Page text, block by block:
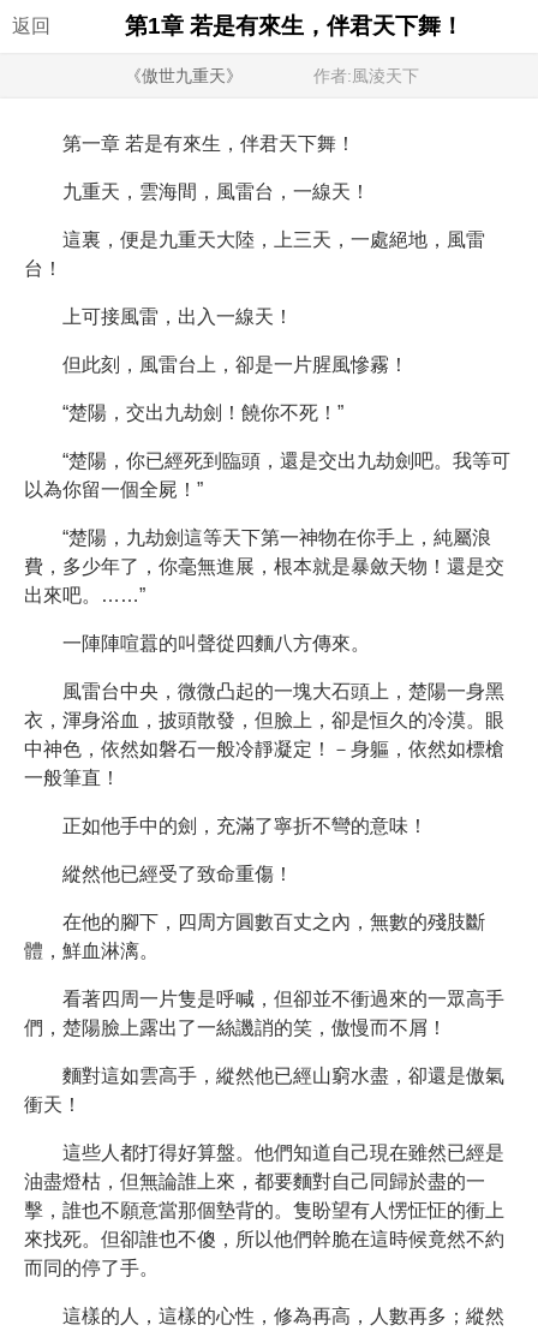
返回 第1章 若是有來生，伴君天下舞！
《傲世九重天》 作者:風淩天下
第一章 若是有來生，伴君天下舞！
九重天，雲海間，風雷台，一線天！
這裏，便是九重天大陸，上三天，一處絕地，風雷
台！
上可接風雷，出入一線天！
但此刻，風雷台上，卻是一片腥風慘霧！
“楚陽，交出九劫劍！饒你不死！”
“楚陽，你已經死到臨頭，還是交出九劫劍吧。我等可
以為你留一個全屍！”
“楚陽，九劫劍這等天下第一神物在你手上，純屬浪
費，多少年了，你毫無進展，根本就是暴斂天物！還是交
出來吧。……”
一陣陣喧囂的叫聲從四麵八方傳來。
風雷台中央，微微凸起的一塊大石頭上，楚陽一身黑
衣，渾身浴血，披頭散發，但臉上，卻是恒久的冷漠。眼
中神色，依然如磐石一般冷靜凝定！－身軀，依然如標槍
一般筆直！
正如他手中的劍，充滿了寧折不彎的意味！
縱然他已經受了致命重傷！
在他的腳下，四周方圓數百丈之內，無數的殘肢斷
體，鮮血淋漓。
看著四周一片隻是呼喊，但卻並不衝過來的一眾高手
們，楚陽臉上露出了一絲譏誚的笑，傲慢而不屑！
麵對這如雲高手，縱然他已經山窮水盡，卻還是傲氣
衝天！
這些人都打得好算盤。他們知道自己現在雖然已經是
油盡燈枯，但無論誰上來，都要麵對自己同歸於盡的一
擊，誰也不願意當那個墊背的。隻盼望有人愣怔怔的衝上
來找死。但卻誰也不傻，所以他們幹脆在這時候竟然不約
而同的停了手。
這樣的人，這樣的心性，修為再高，人數再多；縱然